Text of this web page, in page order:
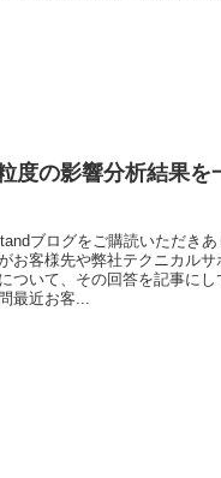
度の影響分析結果を
ブログをご購読いただき
お客様先や弊社テクニカル
ついて、その回答を記事に
最近お客...